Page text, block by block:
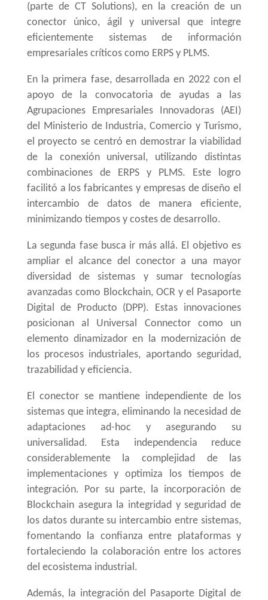
(parte de CT Solutions), en la creación de un
conector único, ágil y universal que integre
eficientemente sistemasde información
empresariales críticos como ERPS y PLMS.
En la primera fase, desarrollada en 2022 con el
apoyo de la convocatoria de ayudas a las
Agrupaciones Empresariales Innovadoras (AEI)
del Ministerio de Industria, Comercio y Turismo,
el proyecto se centró en demostrar la viabilidad
de la conexión universal, utilizando distintas
combinaciones deERPS y PLMS. Este logro
facilitó a los fabricantes y empresas de diseño el
intercambio de datos de manera eficiente,
minimizando tiempos y costes de desarrollo.
La segunda fase busca ir más allá. El objetivo es
ampliar el alcance del conector a una mayor
diversidad de sistemas y sumar tecnologías
avanzadas como Blockchain, OCR y el Pasaporte
Digital de Producto (DPP). Estas innovaciones
posicionan al Universal Connector como un
elementodinamizadoren la modernización de
los procesos industriales, aportando seguridad,
trazabilidad y eficiencia.
El conector se mantiene independiente de los
sistemas que integra, eliminando la necesidad de
adaptaciones ad-hoc y asegurando su
universalidad. Esta independencia reduce
considerablemente la complejidad de las
implementaciones y optimiza los tiempos de
integración. Por su parte, la incorporación de
Blockchain asegura la integridad y seguridad de
los datos durante su intercambio entre sistemas,
fomentando la confianza entre plataformas y
fortaleciendo la colaboración entre los actores
del ecosistema industrial.
Además, la integración del Pasaporte Digital de